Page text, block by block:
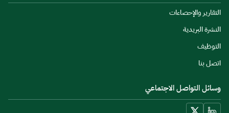
التقارير والإحصاءات
النشرة البريدية
التوظيف
اتصل بنا
وسائل التواصل الاجتماعي